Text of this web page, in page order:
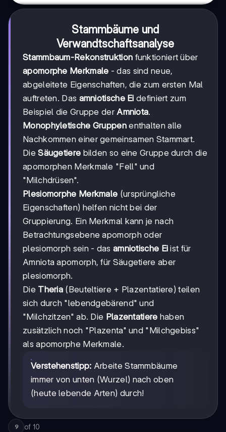
Stammbäume und
Verwandtschaftsanalyse
Stammbaum-Rekonstruktion funktioniert über
apomorphe Merkmale - das sind neue,
abgeleitete Eigenschaften, die zum ersten Mal
auftreten. Das amniotische Ei definiert zum
Beispiel die Gruppe der Amniota.
Monophyletische Gruppenenthalten alle
Nachkommen einer gemeinsamen Stammart.
DieSäugetiere bilden so eine Gruppe durch die
apomorphen Merkmale "Fell" und
"Milchdrüsen".
Plesiomorphe Merkmale (ursprüngliche
Eigenschaften) helfen nicht bei der
Gruppierung. Ein Merkmal kann je nach
Betrachtungsebene apomorph oder
plesiomorph sein - das amniotische Ei ist für
Amniota apomorph, für Säugetiere aber
plesiomorph.
Die Theria (Beuteltiere + Plazentatiere) teilen
sich durch "lebendgebärend" und
"Milchzitzen" ab. Die Plazentatiere haben
zusätzlich noch "Plazenta" und "Milchgebiss"
als apomorphe Merkmale.
Verstehenstipp: Arbeite Stammbäume
immer von unten (Wurzel) nach oben
(heute lebende Arten) durch!
9 of 10